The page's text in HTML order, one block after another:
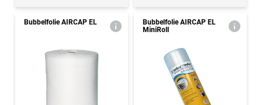
Bubbelfolie AIRCAP EL
Bubbelfolie AIRCAP EL
MiniRoll